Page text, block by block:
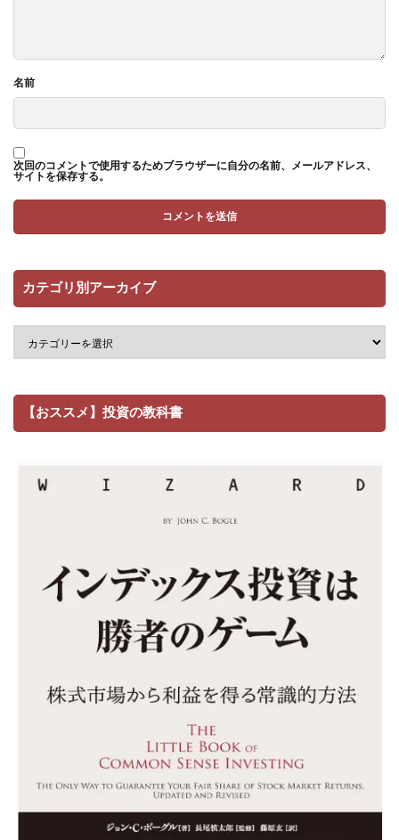
名前
次回のコメントで使用するためブラウザーに自分の名前、メールアドレス、
サイトを保存する。
カテゴリ別アーカイブ
【おススメ】投資の教科書